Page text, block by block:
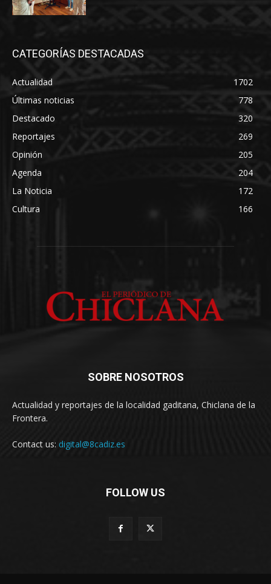
CATEGORÍAS DESTACADAS
Actualidad
1702
Últimas noticias
778
Destacado
320
Reportajes
269
Opinión
205
Agenda
204
La Noticia
172
Cultura
166
SOBRE NOSOTROS
Actualidad y reportajes de la localidad gaditana, Chiclana de la
Frontera.
Contact us: digital@8cadiz.es
FOLLOW US